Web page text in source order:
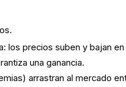
los precios suben y bajan en
una ganancia.
arrastran al mercado